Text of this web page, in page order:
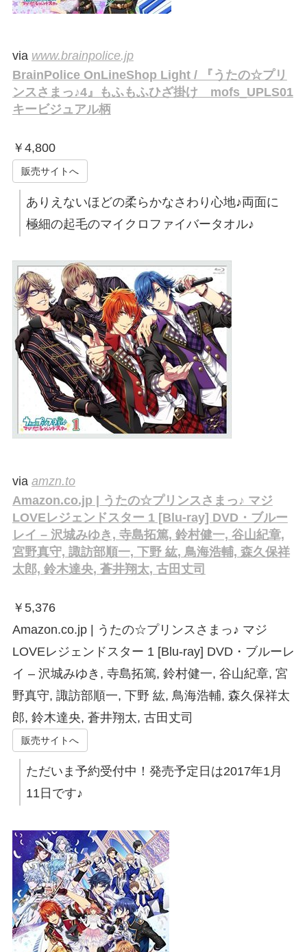
via www.brainpolice.jp
BrainPolice OnLineShop Light / 『うたの☆プリ
ンスさまっ♪4』もふもふひざ掛け mofs_UPLS01
キービジュアル柄
￥ 4,800
販売サイトへ
ありえないほどの柔らかなさわり心地♪両面に
極細の起毛のマイクロファイバータオル♪
via amzn.to
Amazon.co.jp | うたの☆プリンスさまっ♪ マジ
LOVEレジェンドスター 1 [Blu-ray] DVD・ブルー
レイ – 沢城みゆき, 寺島拓篤, 鈴村健一, 谷山紀章,
宮野真守, 諏訪部順一, 下野 紘, 鳥海浩輔, 森久保祥
太郎, 鈴木達央, 蒼井翔太, 古田丈司
￥ 5,376
Amazon.co.jp | うたの☆プリンスさまっ♪ マジ
LOVEレジェンドスター 1 [Blu-ray] DVD・ブルーレ
イ – 沢城みゆき, 寺島拓篤, 鈴村健一, 谷山紀章, 宮
野真守, 諏訪部順一, 下野 紘, 鳥海浩輔, 森久保祥太
郎, 鈴木達央, 蒼井翔太, 古田丈司
販売サイトへ
ただいま予約受付中！発売予定日は2017年1月
11日です♪